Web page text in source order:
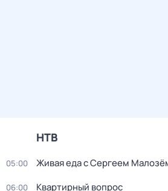
НТВ
05:00 Живая еда с Сергеем
06:00 Квартирный вопрос